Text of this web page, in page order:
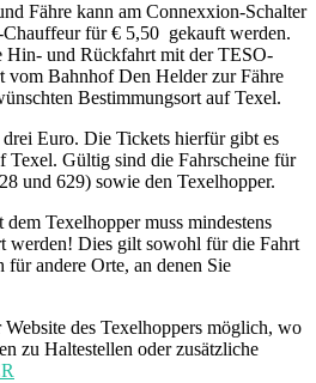
Fähre kann am Connexxion-Schalter
für € 5,50 gekauft werden.
Hin- und Rückfahrt mit der TESO-
vom Bahnhof Den Helder zur Fähre
Bestimmungsort auf Texel.
Euro. Die Tickets hierfür gibt es
Texel. Gültig sind die Fahrscheine für
und 629) sowie den Texelhopper.
Texelhopper muss mindestens
werden! Dies gilt sowohl für die Fahrt
für andere Orte, an denen Sie
des Texelhoppers möglich, wo
zu Haltestellen oder zusätzliche